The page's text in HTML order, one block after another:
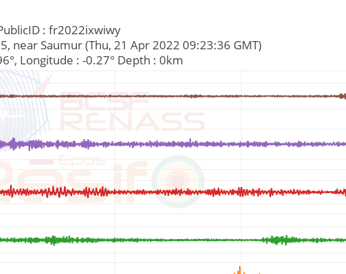
: fr2022ixwiwy
1.5, near Saumur (Thu, 21 Apr 2022 09:23:36 GMT)
Longitude : -0.27° Depth : 0km